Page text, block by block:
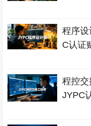
程序
C认证
程控交
JYPC